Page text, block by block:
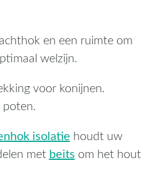
en een ruimte om
welzijn.
voor konijnen.
isolatie houdt uw
met beits om het hout